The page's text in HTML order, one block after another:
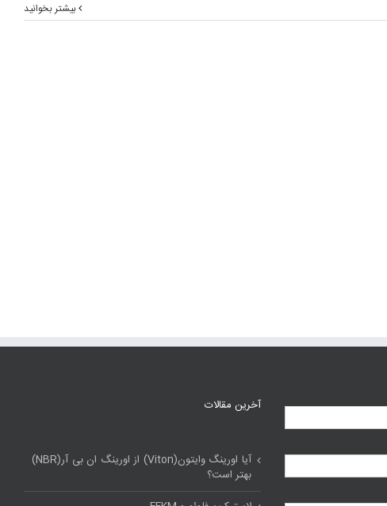
بیشتر بخوانید
آخرین مقالات
آیا اورینگ وایتون(Viton) از اورینگ ان بی آر(NBR)
بهتر است؟